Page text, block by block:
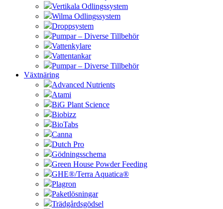
Vertikala Odlingssystem
Wilma Odlingssystem
Droppsystem
Pumpar – Diverse Tillbehör
Vattenkylare
Vattentankar
Pumpar – Diverse Tillbehör
Växtnäring
Advanced Nutrients
Atami
BiG Plant Science
Biobizz
BioTabs
Canna
Dutch Pro
Gödningsschema
Green House Powder Feeding
GHE®/Terra Aquatica®
Plagron
Paketlösningar
Trädgårdsgödsel